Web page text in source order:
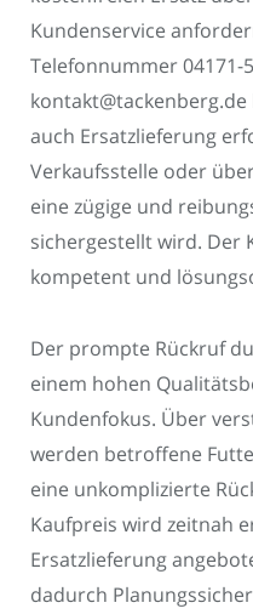
Kundenservice
Telefonnummer 04171-
auch Ersatzlieferung
Verkaufsstelle oder
eine zügige und
sichergestellt wird. Der
kompetent und
Der prompte Rückruf
einem hohen
Kundenfokus. Über
werden betroffene
eine unkomplizierte
Kaufpreis wird zeitnah
Ersatzlieferung
dadurch